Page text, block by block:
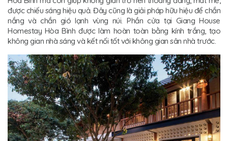
được chiếu sáng hiệu quả. Đây cũng là giải pháp hữu hiệu để chắn
nắng và chắn gió lạnh vùng núi. Phần cửa tại Giang House
Homestay Hòa Bình được làm hoàn toàn bằng kính trắng, tạo
không gian nhà sáng và kết nối tốt với không gian sân nhà trước.